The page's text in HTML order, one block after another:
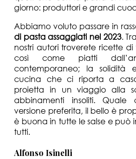
giorno: produttori e grandi
Abbiamo voluto passare in
di pasta assaggiati nel 2023.
nostri autori troverete ricette
così come piatti
contemporaneo; la solidità
cucina che ci riporta a
proietta in un viaggio alla
abbinamenti insoliti.
versione preferita, il bello è
è buona in tutte le salse e può
tutti.
Alfonso Isinelli